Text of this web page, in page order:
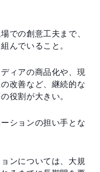
での創意工夫まで、
んでいること。
ィアの商品化や、現
改善など、継続的な
役割が大きい。
ションの担い手とな
ンについては、大規